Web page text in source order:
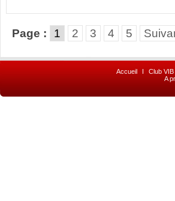
Page : 1 2 3 4 5
Accueil I Club VIB
A